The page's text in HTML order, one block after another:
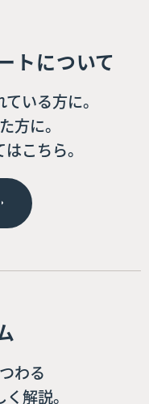
トについて
いる方に。
方に。
こちら。
わる
解説。